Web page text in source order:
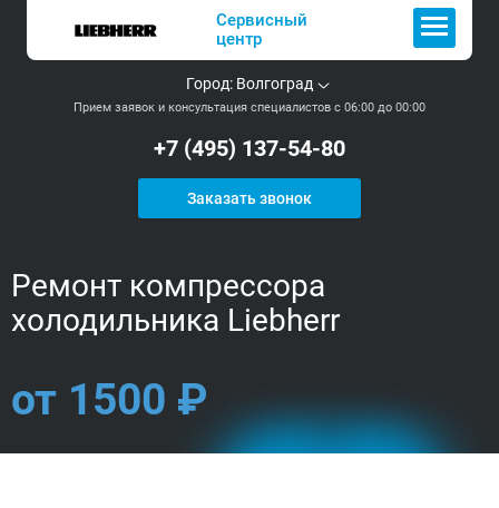
Сервисный
центр
Город: Волгоград
Прием заявок и консультация специалистов с 06:00 до 00:00
+7 (495) 137-54-80
Заказать звонок
Ремонт компрессора
холодильника Liebherr
от 1500 ₽